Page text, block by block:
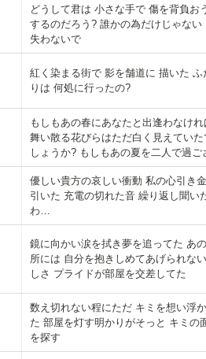
どうして君は 小さな手で 傷を背負お
するのだろう? 誰かの為だけじゃない
失わないで
紅く染まる街で 影を舗道に 描いた ふ
りは 何処に行ったの?
もしもあの春にあなたと出逢わなけれ
舞い散る花びらはただ白く見えていた
しょうか? もしもあの夏を二人で過ごさな
ければ 花火の輝きも残らずに消えて
でしょうか?
優しい貴方の哀しい衝動 私の心引き
引いた 充電の切れた音 繰り返し聞いた
わ…
鏡に向かい涙を拭き夢を追ってた あ
所には 自分を抱きしめてあげられな
しさ プライドが部屋を交差してた
数え切れない程にただ キミを想い浮
た 部屋を灯す明かりがそっと キミの
を探す